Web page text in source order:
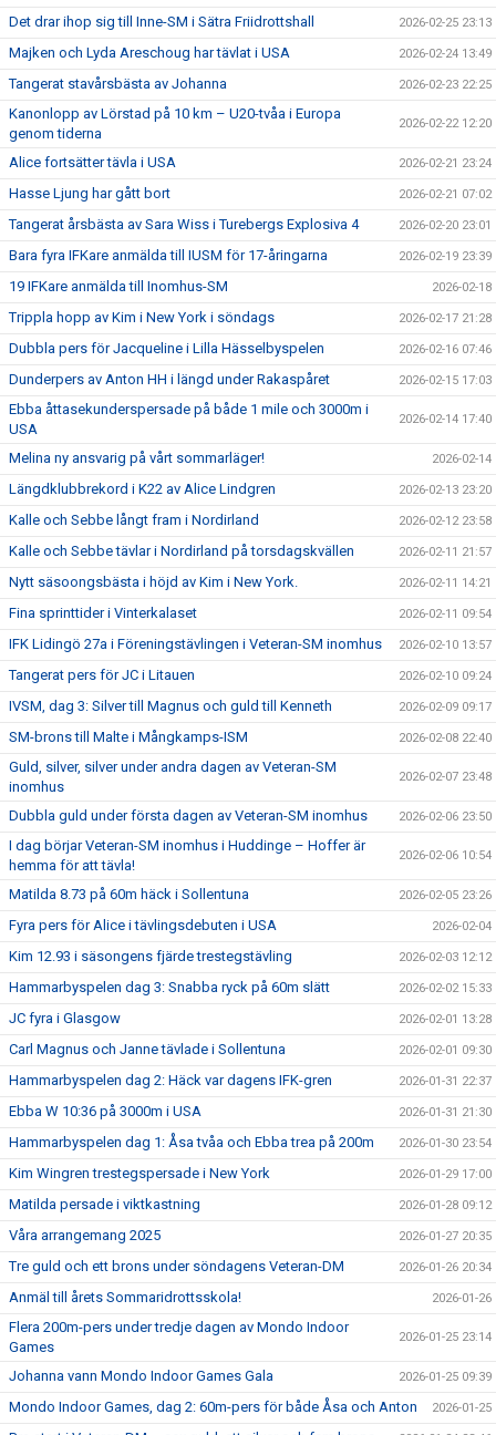
Det drar ihop sig till Inne-SM i Sätra Friidrottshall 2026-02-25 23:13
Majken och Lyda Areschoug har tävlat i USA 2026-02-24 13:49
Tangerat stavårsbästa av Johanna 2026-02-23 22:25
Kanonlopp av Lörstad på 10 km – U20-tvåa i Europa
genom tiderna
2026-02-22 12:20
Alice fortsätter tävla i USA 2026-02-21 23:24
Hasse Ljung har gått bort 2026-02-21 07:02
Tangerat årsbästa av Sara Wiss i Turebergs Explosiva 4 2026-02-20 23:01
Bara fyra IFKare anmälda till IUSM för 17-åringarna 2026-02-19 23:39
19 IFKare anmälda till Inomhus-SM 2026-02-18
Trippla hopp av Kim i New York i söndags 2026-02-17 21:28
Dubbla pers för Jacqueline i Lilla Hässelbyspelen 2026-02-16 07:46
Dunderpers av Anton HH i längd under Rakaspåret 2026-02-15 17:03
Ebba åttasekunderspersade på både 1 mile och 3000m i
USA
2026-02-14 17:40
Melina ny ansvarig på vårt sommarläger! 2026-02-14
Längdklubbrekord i K22 av Alice Lindgren 2026-02-13 23:20
Kalle och Sebbe långt fram i Nordirland 2026-02-12 23:58
Kalle och Sebbe tävlar i Nordirland på torsdagskvällen 2026-02-11 21:57
Nytt säsoongsbästa i höjd av Kim i New York. 2026-02-11 14:21
Fina sprinttider i Vinterkalaset 2026-02-11 09:54
IFK Lidingö 27a i Föreningstävlingen i Veteran-SM inomhus 2026-02-10 13:57
Tangerat pers för JC i Litauen 2026-02-10 09:24
IVSM, dag 3: Silver till Magnus och guld till Kenneth 2026-02-09 09:17
SM-brons till Malte i Mångkamps-ISM 2026-02-08 22:40
Guld, silver, silver under andra dagen av Veteran-SM
inomhus
2026-02-07 23:48
Dubbla guld under första dagen av Veteran-SM inomhus 2026-02-06 23:50
I dag börjar Veteran-SM inomhus i Huddinge – Hoffer är
hemma för att tävla!
2026-02-06 10:54
Matilda 8.73 på 60m häck i Sollentuna 2026-02-05 23:26
Fyra pers för Alice i tävlingsdebuten i USA 2026-02-04
Kim 12.93 i säsongens fjärde trestegstävling 2026-02-03 12:12
Hammarbyspelen dag 3: Snabba ryck på 60m slätt 2026-02-02 15:33
JC fyra i Glasgow 2026-02-01 13:28
Carl Magnus och Janne tävlade i Sollentuna 2026-02-01 09:30
Hammarbyspelen dag 2: Häck var dagens IFK-gren 2026-01-31 22:37
Ebba W 10:36 på 3000m i USA 2026-01-31 21:30
Hammarbyspelen dag 1: Åsa tvåa och Ebba trea på 200m 2026-01-30 23:54
Kim Wingren trestegspersade i New York 2026-01-29 17:00
Matilda persade i viktkastning 2026-01-28 09:12
Våra arrangemang 2025 2026-01-27 20:35
Tre guld och ett brons under söndagens Veteran-DM 2026-01-26 20:34
Anmäl till årets Sommaridrottsskola! 2026-01-26
Flera 200m-pers under tredje dagen av Mondo Indoor
Games
2026-01-25 23:14
Johanna vann Mondo Indoor Games Gala 2026-01-25 09:39
Mondo Indoor Games, dag 2: 60m-pers för både Åsa och Anton 2026-01-25